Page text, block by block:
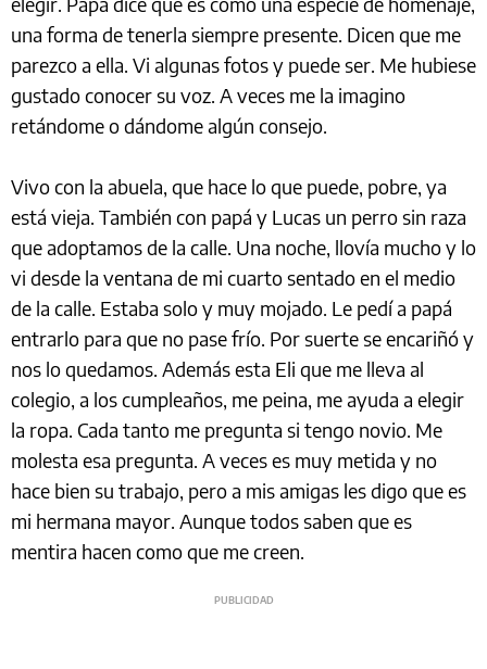
una forma de tenerla siempre presente. Dicen que me
parezco a ella. Vi algunas fotos y puede ser. Me hubiese
gustado conocer su voz. A veces me la imagino
retándome o dándome algún consejo.
Vivo con la abuela, que hace lo que puede, pobre, ya
está vieja. También con papá y Lucas un perro sin raza
que adoptamos de la calle. Una noche, llovía mucho y lo
vi desde la ventana de mi cuarto sentado en el medio
de la calle. Estaba solo y muy mojado. Le pedí a papá
entrarlo para que no pase frío. Por suerte se encariñó y
nos lo quedamos. Además esta Eli que me lleva al
colegio, a los cumpleaños, me peina, me ayuda a elegir
la ropa. Cada tanto me pregunta si tengo novio. Me
molesta esa pregunta. A veces es muy metida y no
hace bien su trabajo, pero a mis amigas les digo que es
mi hermana mayor. Aunque todos saben que es
mentira hacen como que me creen.